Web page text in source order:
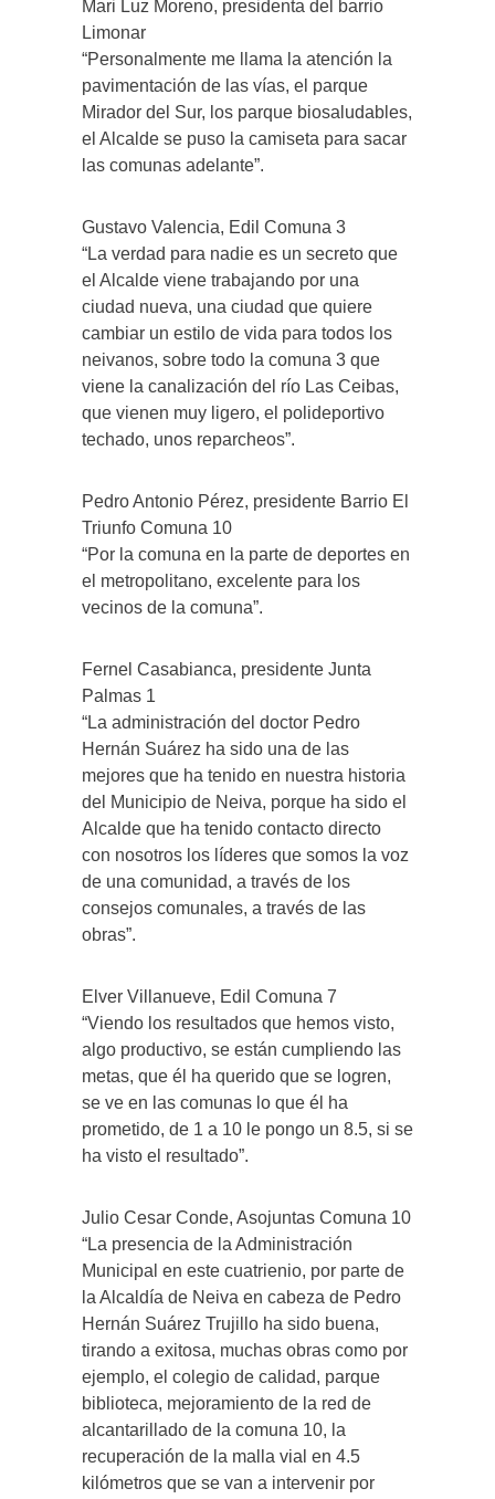
Mari Luz Moreno, presidenta del barrio
Limonar
“Personalmente me llama la atención la
pavimentación de las vías, el parque
Mirador del Sur, los parque biosaludables,
el Alcalde se puso la camiseta para sacar
las comunas adelante”.
Gustavo Valencia, Edil Comuna 3
“La verdad para nadie es un secreto que
el Alcalde viene trabajando por una
ciudad nueva, una ciudad que quiere
cambiar un estilo de vida para todos los
neivanos, sobre todo la comuna 3 que
viene la canalización del río Las Ceibas,
que vienen muy ligero, el polideportivo
techado, unos reparcheos”.
Pedro Antonio Pérez, presidente Barrio El
Triunfo Comuna 10
“Por la comuna en la parte de deportes en
el metropolitano, excelente para los
vecinos de la comuna”.
Fernel Casabianca, presidente Junta
Palmas 1
“La administración del doctor Pedro
Hernán Suárez ha sido una de las
mejores que ha tenido en nuestra historia
del Municipio de Neiva, porque ha sido el
Alcalde que ha tenido contacto directo
con nosotros los líderes que somos la voz
de una comunidad, a través de los
consejos comunales, a través de las
obras”.
Elver Villanueve, Edil Comuna 7
“Viendo los resultados que hemos visto,
algo productivo, se están cumpliendo las
metas, que él ha querido que se logren,
se ve en las comunas lo que él ha
prometido, de 1 a 10 le pongo un 8.5, si se
ha visto el resultado”.
Julio Cesar Conde, Asojuntas Comuna 10
“La presencia de la Administración
Municipal en este cuatrienio, por parte de
la Alcaldía de Neiva en cabeza de Pedro
Hernán Suárez Trujillo ha sido buena,
tirando a exitosa, muchas obras como por
ejemplo, el colegio de calidad, parque
biblioteca, mejoramiento de la red de
alcantarillado de la comuna 10, la
recuperación de la malla vial en 4.5
kilómetros que se van a intervenir por